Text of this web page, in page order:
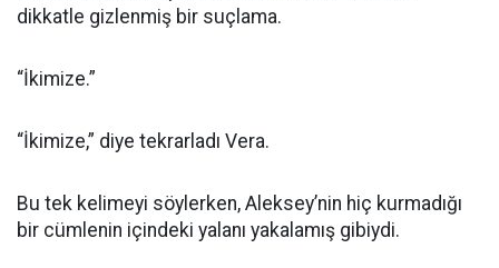
dikkatle gizlenmiş bir suçlama.
“İkimize.”
“İkimize,” diye tekrarladı Vera.
Bu tek kelimeyi söylerken, Aleksey’nin hiç kurmadığı
bir cümlenin içindeki yalanı yakalamış gibiydi.